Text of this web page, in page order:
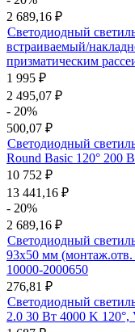
2 689,16 ₽
Светодиодный
встраиваемый/
призматическим
1 995 ₽
2 495,07 ₽
- 20%
500,07 ₽
Светодиодный
Round Basic 120° 200
10 752 ₽
13 441,16 ₽
- 20%
2 689,16 ₽
Светодиодный
93х50 мм
10000-2000650
276,81 ₽
Светодиодный
2.0 30 Вт 4000 K